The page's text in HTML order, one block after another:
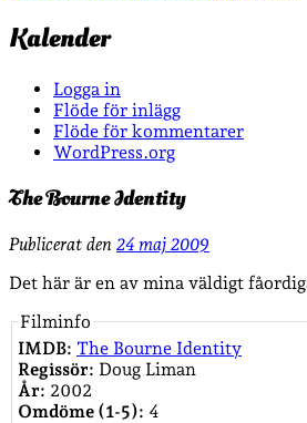
Kalender
Logga in
Flöde för inlägg
Flöde för kommentarer
WordPress.org
The Bourne Identity
Publicerat den 24 maj 2009
Det här är en av mina väldigt
Filminfo
IMDB: The Bourne Identity
Regissör: Doug Liman
År: 2002
Omdöme (1-5): 4